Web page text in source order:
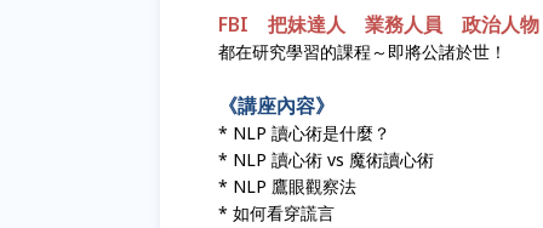
FBI 把妹達人 業務人員 政治人
都在研究學習的課程～即將公諸於世！
《講座內容》
* NLP 讀心術是什麼？
* NLP 讀心術 vs 魔術讀心術
* NLP 鷹眼觀察法
* 如何看穿謊言